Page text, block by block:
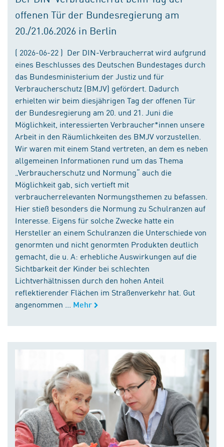
offenen Tür der Bundesregierung am
20./21.06.2026 in Berlin
( 2026-06-22 ) Der DIN-Verbraucherrat wird aufgrund
eines Beschlusses des Deutschen Bundestages durch
das Bundesministerium der Justiz und für
Verbraucherschutz (BMJV) gefördert. Dadurch
erhielten wir beim diesjährigen Tag der offenen Tür
der Bundesregierung am 20. und 21. Juni die
Möglichkeit, interessierten Verbraucher*innen unsere
Arbeit in den Räumlichkeiten des BMJV vorzustellen.
Wir waren mit einem Stand vertreten, an dem es neben
allgemeinen Informationen rund um das Thema
„Verbraucherschutz und Normung“ auch die
Möglichkeit gab, sich vertieft mit
verbraucherrelevanten Normungsthemen zu befassen.
Hier stieß besonders die Normung zu Schulranzen auf
Interesse. Eigens für solche Zwecke hatte ein
Hersteller an einem Schulranzen die Unterschiede von
genormten und nicht genormten Produkten deutlich
gemacht, die u. A: erhebliche Auswirkungen auf die
Sichtbarkeit der Kinder bei schlechten
Lichtverhältnissen durch den hohen Anteil
reflektierender Flächen im Straßenverkehr hat. Gut
angenommen ...
Mehr